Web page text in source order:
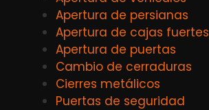
Apertura de persianas
Apertura de cajas fuertes
Apertura de puertas
Cambio de cerraduras
Cierres metálicos
Puertas de seguridad